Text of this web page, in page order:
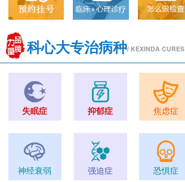
科心大专治病种/ KEXINDA CURES
失眠症 抑郁症 焦虑症
神经衰弱 强迫症 恐惧症